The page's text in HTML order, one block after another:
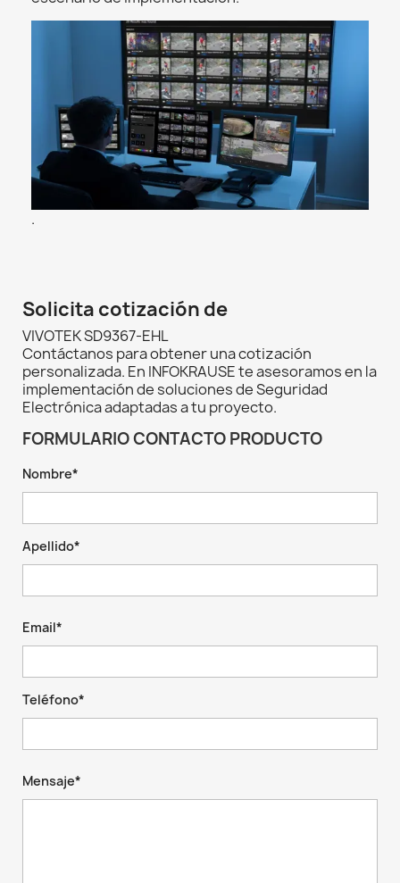
.
Solicita cotización de
VIVOTEK SD9367-EHL
Contáctanos para obtener una cotización
personalizada. En INFOKRAUSE te asesoramos en la
implementación de soluciones de Seguridad
Electrónica adaptadas a tu proyecto.
FORMULARIO CONTACTO PRODUCTO
Nombre*
Apellido*
Email*
Teléfono*
Mensaje*